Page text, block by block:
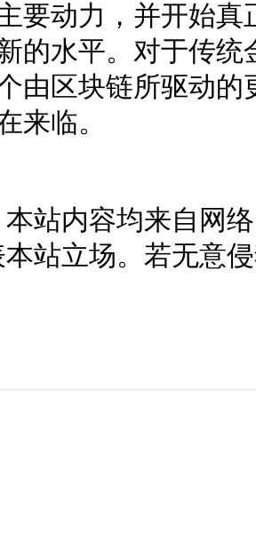
要动力，并开始
的水平。对于传
由区块链所驱动
来临。
本站内容均来自网
本站立场。若无意